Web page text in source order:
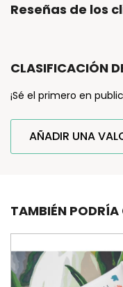
Reseñas de los
CLASIFICACIÓN
¡Sé el primero en
AÑADIR UNA
TAMBIÉN PODRÍA